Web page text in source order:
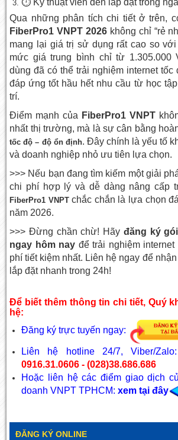
Qua những phân tích chi tiết ở trên,
FiberPro1 VNPT 2026không chỉ “rẻ
mang lại giá trị sử dụng rất cao so
mức giá trung bình chỉ từ 1.305.000
dùng đã có thể trải nghiệm internet tốc
đáp ứng tốt hầu hết nhu cầu từ học
trí.
Điểm mạnh của FiberPro1 VNPT
nhất thị trường, mà là sự cân bằng
tốc độ – độ ổn định. Đây chính là yếu tố
và doanh nghiệp nhỏ ưu tiên lựa chọn.
>>> Nếu bạn đang tìm kiếm một giải
chi phí hợp lý và dễ dàng nâng cấp
FiberPro1 VNPTchắc chắn là lựa chọn
năm 2026.
>>> Đừng chần chừ! Hãy đăng ký
ngay hôm nay để trải nghiệm
phí tiết kiệm nhất. Liên hệ ngay để
lắp đặt nhanh trong 24h!
Để biết thêm thông tin chi tiết, Quý
hệ:
Đăng ký trực tuyến ngay:
Liên hệ hotline 24/7, Viber/Zalo:
0916.31.0606 - (028)38.686.686
Hoặc liên hệ các điểm giao dịch
doanh VNPT TPHCM: xemtại đây
ĐĂNG KÝ ONLINE